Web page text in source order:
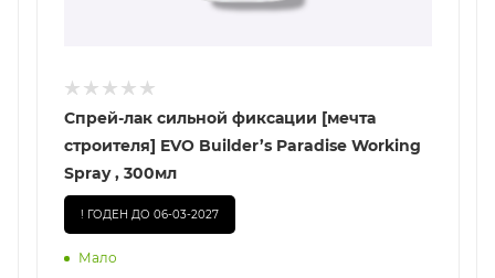
Спрей-лак сильной фиксации [мечта
строителя] EVO Builder’s Paradise Working
Spray , 300мл
! ГОДЕН ДО 06-03-2027
Мало